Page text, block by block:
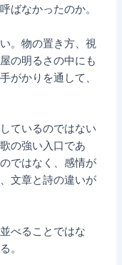
ばなかったのか。
。物の置き方、視
の明るさの中にも
がかりを通して、
ているのではない
の強い入口であ
ではなく、感情が
文章と詩の違いが
べることではな
。